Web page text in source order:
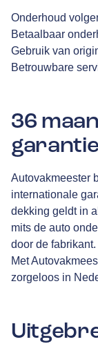
Onderhoud
Betaalbaar
Gebruik van
Betrouwbare
36
garantie
Autovakmeester
internationale
dekking geldt in
mits de auto
door de fabrikant.
Met
zorgeloos in